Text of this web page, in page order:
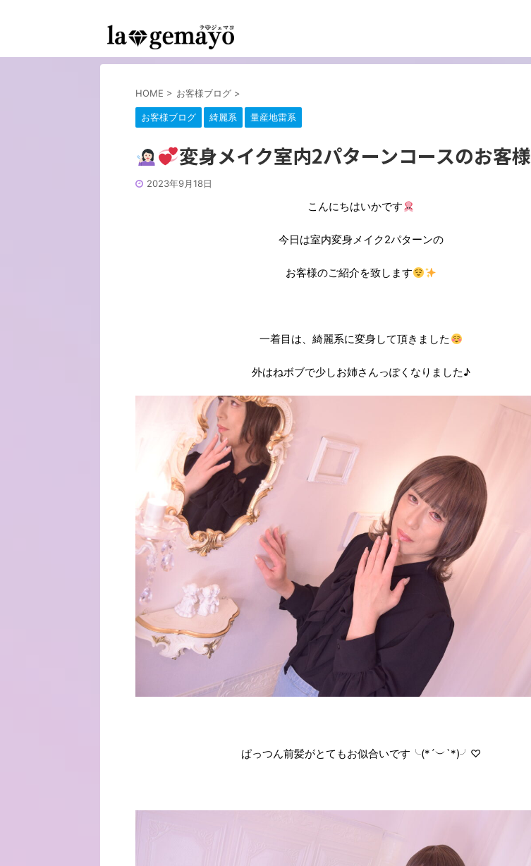
HOME > お客様ブログ >
お客様ブログ 綺麗系 量産地雷系
変身メイク室内2パターンコースのお客様
2023年9月18日
こんにちはいかです
今日は室内変身メイク2パターンの
お客様のご紹介を致します
一着目は、綺麗系に変身して頂きました
外はねボブで少しお姉さんっぽくなりました♪
ぱっつん前髪がとてもお似合いです╰(*´︶`*)╯♡